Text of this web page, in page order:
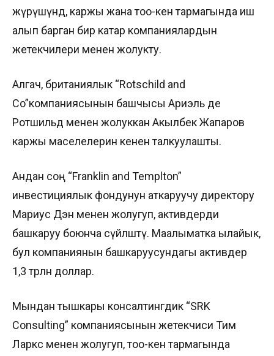
жүрүшүндө, каржы жана тоо-кен тармагында иш
алып барган бир катар компаниялардын
жетекчилери менен жолукту.
Алгач, британиялык “Rotschild and
Co”компаниясынын башчысы Ариэль де
Ротшильд менен жолуккан Акылбек Жапаров
каржы маселелерин кенен талкуулашты.
Андан соң “Franklin and Templton”
инвестициялык фондунун аткаруучу директору
Мариус Дэн менен жолугуп, активдерди
башкаруу боюнча сүйлөштү. Маалыматка ылайык,
бул компаниянын башкаруусундагы активдер
1,3 трлн доллар.
Мындан тышкары консалтингдик “SRK
Consulting” компаниясынын жетекчиси Тим
Ларкс менен жолугуп, тоо-кен тармагында